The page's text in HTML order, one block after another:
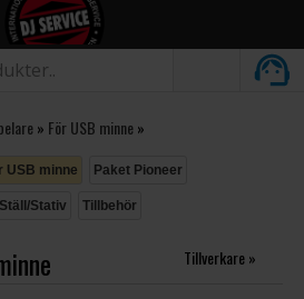
» För USB minne»
USB minne Paket Pioneer
Ställ/Stativ Tillbehör
Tillverkare »